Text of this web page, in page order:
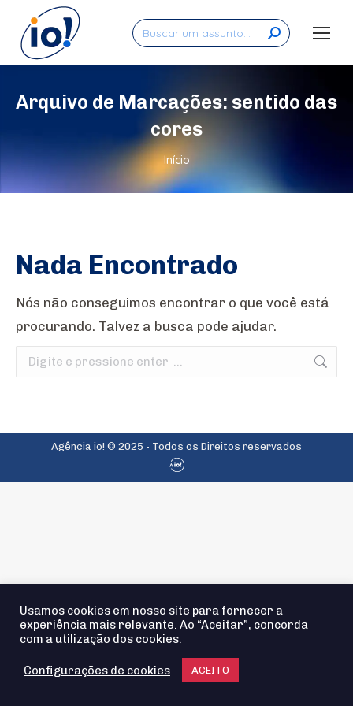
Search:
Arquivo de Marcações: sentido das
cores
Você está aqui:
Início
Nada Encontrado
Nós não conseguimos encontrar o que você está
procurando. Talvez a busca pode ajudar.
Search:
Agência io! © 2025 - Todos os Direitos reservados
Usamos cookies em nosso site para fornecer a
experiência mais relevante. Ao “Aceitar”, concorda
com a utilização dos cookies.
Configurações de cookies ACEITO